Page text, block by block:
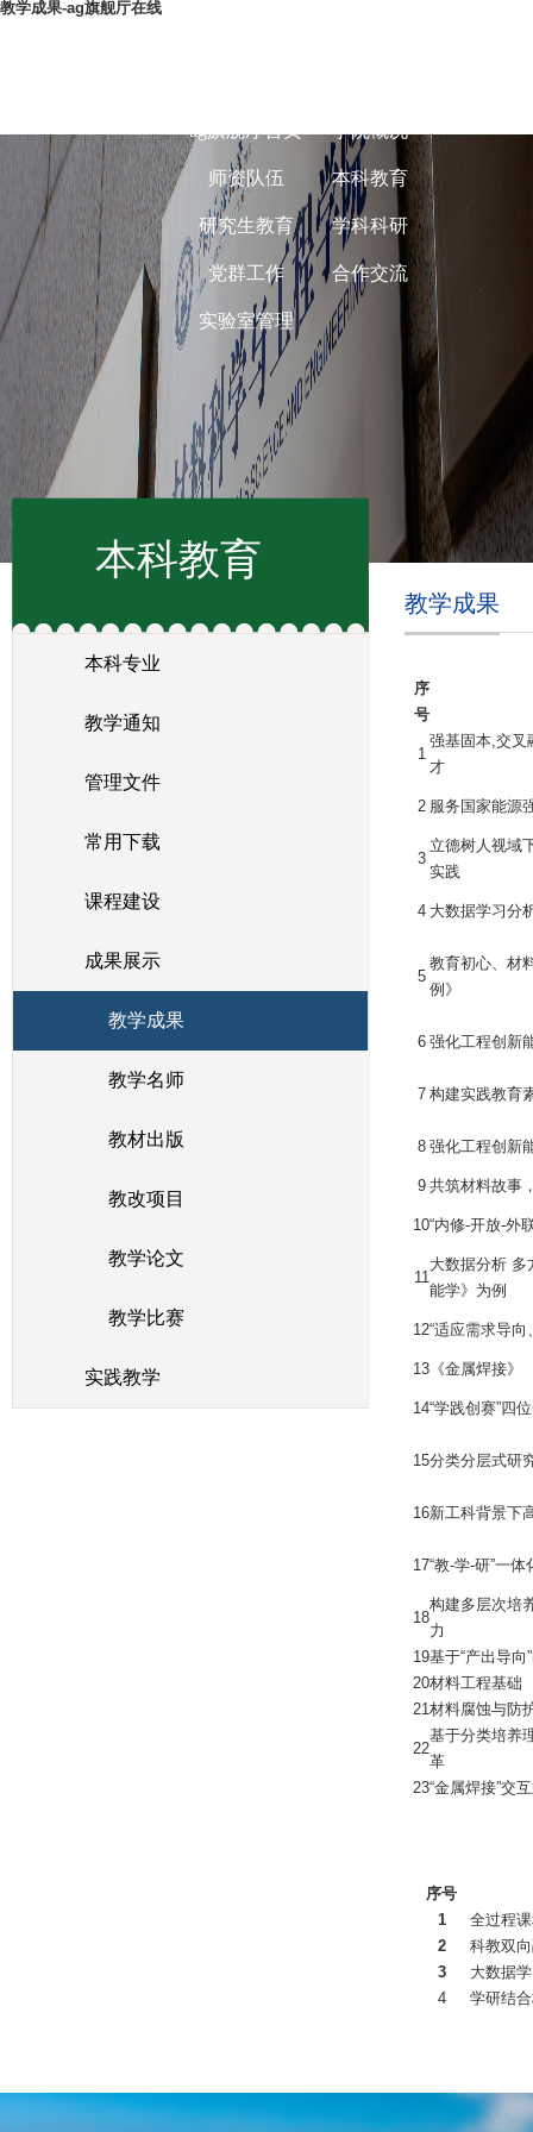
教学成果-ag旗舰厅在线
ag旗舰厅首页 学院概况
师资队伍 本科教育
研究生教育 学科科研
党群工作 合作交流
实验室管理
本科教育
本科专业
教学通知
管理文件
常用下载
课程建设
成果展示
教学成果
教学名师
教材出版
教改项目
教学论文
教学比赛
实践教学
教学成果
序
号
1
强基固本,交叉
才
2 服务国家能源
3
立德树人视域
实践
4 大数据学习分
5
教育初心、材
例》
6 强化工程创新
7 构建实践教育
8 强化工程创新
9 共筑材料故事
10“内修-开放-外
11
大数据分析
能学》为例
12“适应需求导
13 《金属焊接》
14“学践创赛”四
15分类分层式研
16新工科背景下
17“教-学-研”一
18
构建多层次培
力
19基于“产出导
20材料工程基础
21材料腐蚀与防
22
基于分类培养
革
23“金属焊接”交
序号
1
全过程
2
科教双
3
大数据
4
学研结